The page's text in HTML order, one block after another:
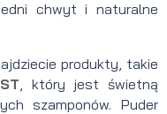
chwyt i naturalne
produkty, takie
, który jest świetną
szamponów. Puder